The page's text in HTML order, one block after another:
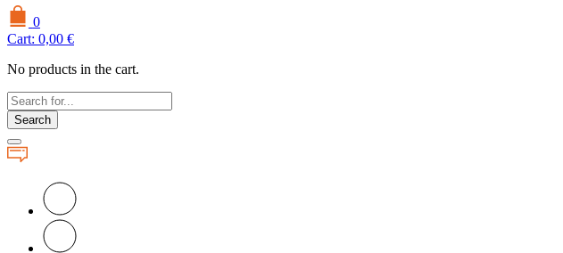
0
Cart: 0,00 €
No products in the cart.
Search